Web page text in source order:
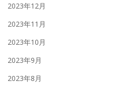
2023年12月
2023年11月
2023年10月
2023年9月
2023年8月